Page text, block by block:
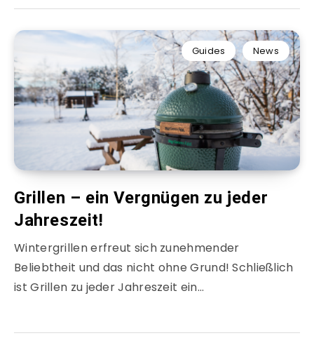
Guides News
Grillen – ein Vergnügen zu jeder
Jahreszeit!
Wintergrillen erfreut sich zunehmender
Beliebtheit und das nicht ohne Grund! Schließlich
ist Grillen zu jeder Jahreszeit ein…